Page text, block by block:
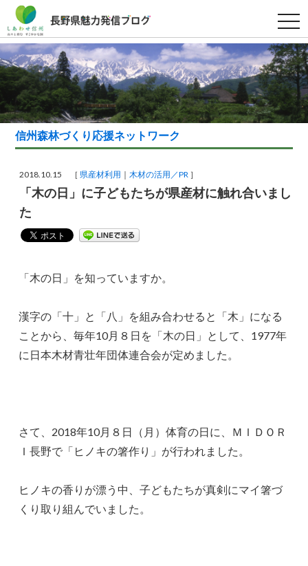
t
o
g
g
l
e
n
a
v
g
i
信州森林づくり応援ネットワーク
2018.10.15 ［ 県産材利用 木材の活用／PR ］
「木の日」に子どもたちが県産材に触れ合いまし
た
「木の日」を知っていますか。
漢字の「十」と「八」を組み合わせると「木」になる
ことから、毎年10月８日を「木の日」として、1977年
に日本木材青壮年団体連合会が定めました。
さて、2018年10月８日（月）体育の日に、ＭＩＤＯＲ
Ｉ長野で「ヒノキの箸作り」が行われました。
ヒノキの香りが漂う中、子どもたちが真剣にマイ箸づ
くり取り組んでいました。